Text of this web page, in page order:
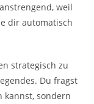
weil
dir automatisch
strategisch zu
Du fragst
sondern